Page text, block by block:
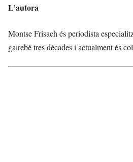
L’autora
Montse Frisach és periodista
gairebé tres dècades i actualment és